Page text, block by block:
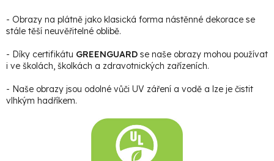
- Obrazy na plátně jako klasická forma nástěnné dekorace se
stále těší neuvěřitelné oblibě.
- Díky certifikátu GREENGUARD se naše obrazy mohou používat
i ve školách, školkách a zdravotnických zařízeních.
- Naše obrazy jsou odolné vůči UV záření a vodě a lze je čistit
vlhkým hadříkem.